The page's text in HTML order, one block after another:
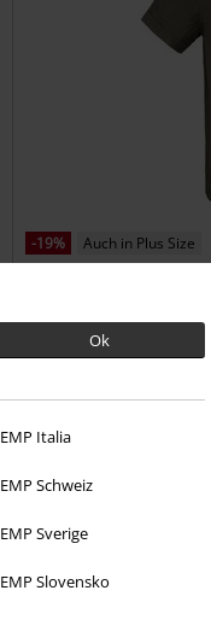
Ok
EMP Italia
EMP Schweiz
EMP Sverige
EMP Slovensko
-19%
Auch in Plus Size
Roadstar Brandit
+4